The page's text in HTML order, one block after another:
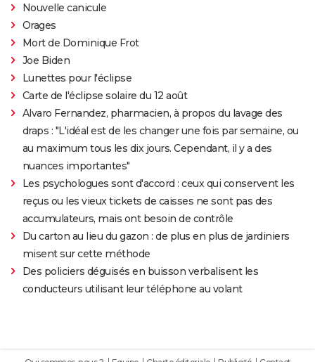
Nouvelle canicule
Orages
Mort de Dominique Frot
Joe Biden
Lunettes pour l'éclipse
Carte de l'éclipse solaire du 12 août
Alvaro Fernandez, pharmacien, à propos du lavage des
draps : "L'idéal est de les changer une fois par semaine, ou
au maximum tous les dix jours. Cependant, il y a des
nuances importantes"
Les psychologues sont d'accord : ceux qui conservent les
reçus ou les vieux tickets de caisses ne sont pas des
accumulateurs, mais ont besoin de contrôle
Du carton au lieu du gazon : de plus en plus de jardiniers
misent sur cette méthode
Des policiers déguisés en buisson verbalisent les
conducteurs utilisant leur téléphone au volant